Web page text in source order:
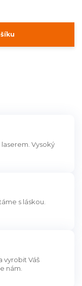
Vysoký
s láskou.
vyrobit Váš
nám.